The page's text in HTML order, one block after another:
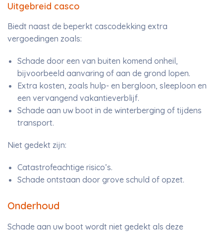
Uitgebreid casco
Biedt naast de beperkt cascodekking extra
vergoedingen zoals:
Schade door een van buiten komend onheil,
bijvoorbeeld aanvaring of aan de grond lopen.
Extra kosten, zoals hulp- en bergloon, sleeploon en
een vervangend vakantieverblijf.
Schade aan uw boot in de winterberging of tijdens
transport.
Niet gedekt zijn:
Catastrofeachtige risico’s.
Schade ontstaan door grove schuld of opzet.
Onderhoud
Schade aan uw boot wordt niet gedekt als deze